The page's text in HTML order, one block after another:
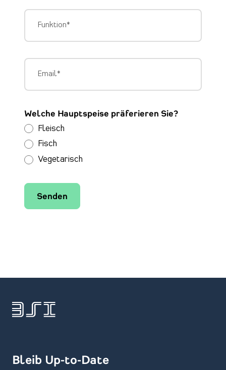
Funktion*
Email*
Welche Hauptspeise präferieren Sie?
Fleisch
Fisch
Vegetarisch
Bleib Up-to-Date